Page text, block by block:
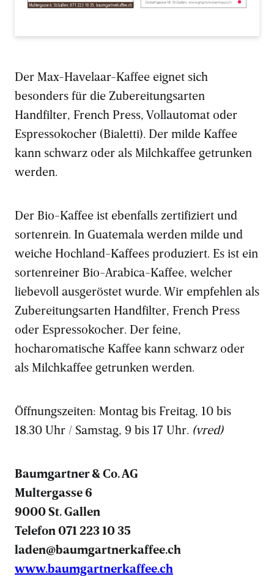
Der Max-Havelaar-Kaffee eignet sich
besonders für die Zubereitungsarten
Handfilter, French Press, Vollautomat oder
Espressokocher (Bialetti). Der milde Kaffee
kann schwarz oder als Milchkaffee getrunken
werden.
Der Bio-Kaffee ist ebenfalls zertifiziert und
sortenrein. In Guatemala werden milde und
weiche Hochland-Kaffees produziert. Es ist ein
sortenreiner Bio-Arabica-Kaffee, welcher
liebevoll ausgeröstet wurde. Wir empfehlen als
Zubereitungsarten Handfilter, French Press
oder Espressokocher. Der feine,
hocharomatische Kaffee kann schwarz oder
als Milchkaffee getrunken werden.
Öffnungszeiten: Montag bis Freitag, 10 bis
18.30 Uhr / Samstag, 9 bis 17 Uhr. (vred)
Baumgartner & Co. AG
Multergasse 6
9000 St. Gallen
Telefon 071 223 10 35
laden@baumgartnerkaffee.ch
www.baumgartnerkaffee.ch